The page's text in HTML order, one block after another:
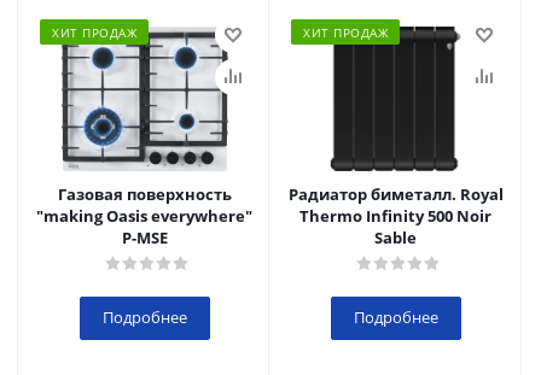
ХИТ ПРОДАЖ
Газовая поверхность
"making Oasis everywhere"
P-MSE
Подробнее
ХИТ ПРОДАЖ
Радиатор биметалл. Royal
Thermo Infinity 500 Noir
Sable
Подробнее